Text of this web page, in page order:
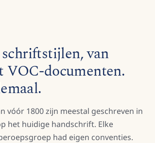
van
documenten.
vóór 1800 zijn meestal geschreven in
het huidige handschrift. Elke
had eigen conventies.